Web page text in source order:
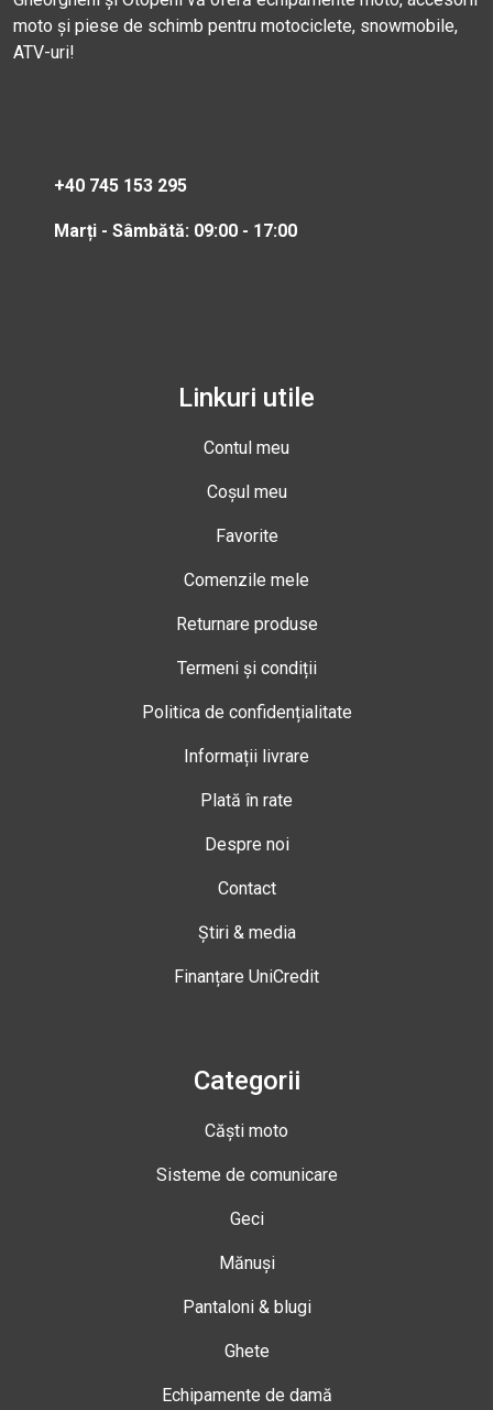
moto și piese de schimb pentru motociclete, snowmobile,
ATV-uri!
+40 745 153 295
Marți - Sâmbătă: 09:00 - 17:00
Linkuri utile
Contul meu
Coșul meu
Favorite
Comenzile mele
Returnare produse
Termeni și condiții
Politica de confidențialitate
Informații livrare
Plată în rate
Despre noi
Contact
Știri & media
Finanțare UniCredit
Categorii
Căști moto
Sisteme de comunicare
Geci
Mănuși
Pantaloni & blugi
Ghete
Echipamente de damă